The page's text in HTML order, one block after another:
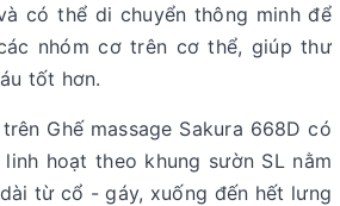
có thể di chuyển thông minh để
nhóm cơ trên cơ thể, giúp thư
tốt hơn.
Ghế massage Sakura 668D có
hoạt theo khung sườn SL nằm
từ cổ - gáy, xuống đến hết lưng